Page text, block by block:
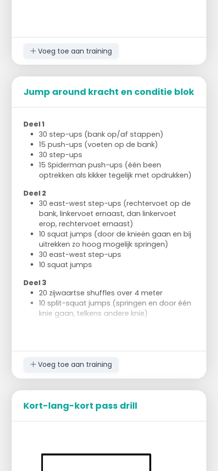
Voeg toe aan training
Jump around kracht en conditie blok
Deel 1
30 step-ups (bank op/af stappen)
15 push-ups (voeten op de bank)
30 step-ups
15 Spiderman push-ups (één been
optrekken als kikker tegelijk met opdrukken)
Deel 2
30 east-west step-ups (rechtervoet op de
bank, linkervoet ernaast, dan linkervoet
erop, rechtervoet ernaast)
10 squat jumps (door de knieën gaan en bij
uitrekken zo hoog mogelijk springen)
30 east-west step-ups
10 squat jumps
Deel 3
20 zijwaartse shuffles over 4 meter
10 split-squat jumps (springen en door één
knie gaan, telkens andere knie)
meter
10 squat jumps
Uitvoering
Na elk deel kort even rust en weer
doorgaan.
Voeg toe aan training
Kort-lang-kort pass drill